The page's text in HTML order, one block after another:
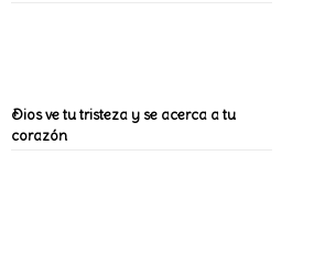
Dios ve tu tristeza y se acerca a tu
corazón